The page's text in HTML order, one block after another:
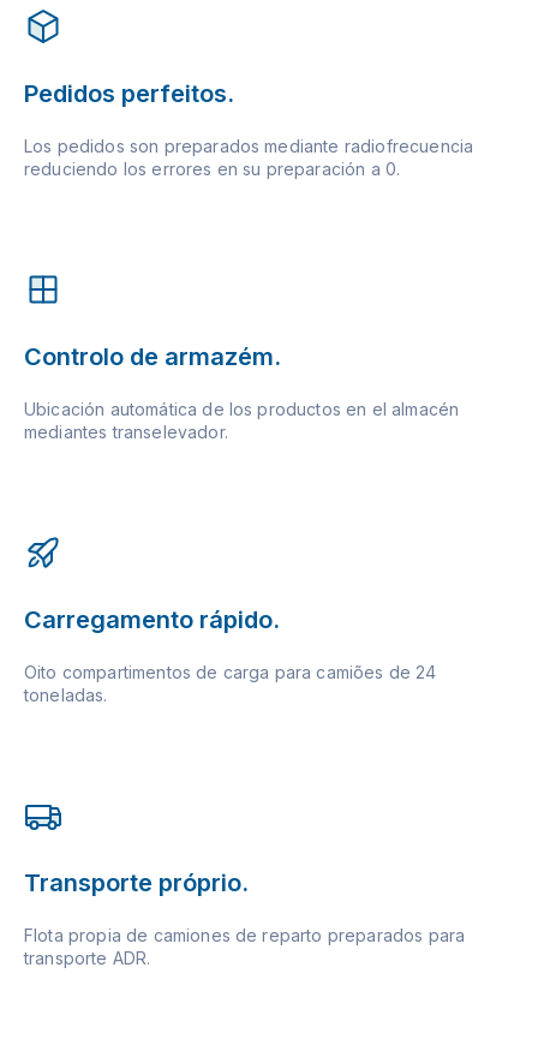
Pedidos perfeitos.
Los pedidos son preparados mediante radiofrecuencia
reduciendo los errores en su preparación a 0.
Controlo de armazém.
Ubicación automática de los productos en el almacén
mediantes transelevador.
Carregamento rápido.
Oito compartimentos de carga para camiões de 24
toneladas.
Transporte próprio.
Flota propia de camiones de reparto preparados para
transporte ADR.